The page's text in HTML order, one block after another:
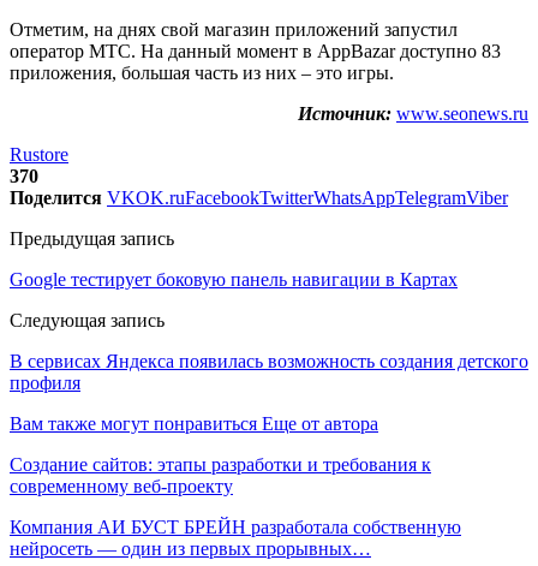
Отметим, на днях свой магазин приложений запустил
оператор МТС. На данный момент в AppBazar доступно 83
приложения, большая часть из них – это игры.
Источник: www.seonews.ru
Rustore
370
Поделится VKOK.ruFacebookTwitterWhatsAppTelegramViber
Предыдущая запись
Google тестирует боковую панель навигации в Картах
Следующая запись
В сервисах Яндекса появилась возможность создания детского
профиля
Вам также могут понравиться Еще от автора
Создание сайтов: этапы разработки и требования к
современному веб-проекту
Компания АИ БУСТ БРЕЙН разработала собственную
нейросеть — один из первых прорывных…